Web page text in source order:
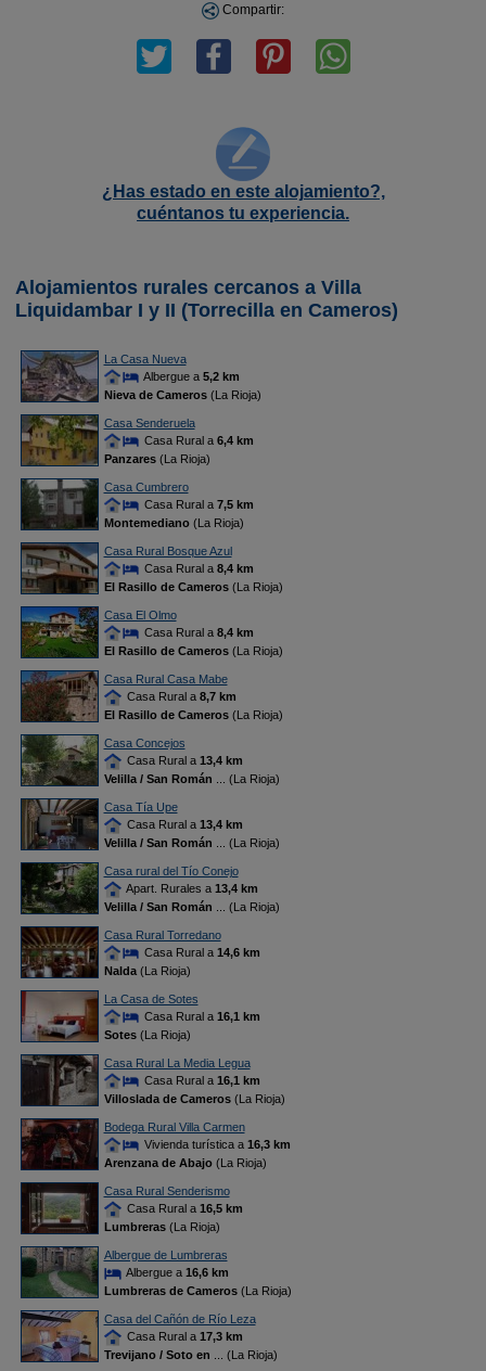
Compartir:
¿Has estado en este alojamiento?,
cuéntanos tu experiencia.
Alojamientos rurales cercanos a Villa
Liquidambar I y II (Torrecilla en Cameros)
La Casa Nueva
Albergue a 5,2 km
Nieva de Cameros(La Rioja)
Casa Senderuela
Casa Rural a 6,4 km
Panzares(La Rioja)
Casa Cumbrero
Casa Rural a 7,5 km
Montemediano(La Rioja)
Casa Rural Bosque Azul
Casa Rural a 8,4 km
El Rasillo de Cameros(La Rioja)
Casa El Olmo
Casa Rural a 8,4 km
El Rasillo de Cameros(La Rioja)
Casa Rural Casa Mabe
Casa Rural a 8,7 km
El Rasillo de Cameros(La Rioja)
Casa Concejos
Casa Rural a 13,4 km
Velilla / San Román
... (La Rioja)
Casa Tía Upe
Casa Rural a 13,4 km
Velilla / San Román
... (La Rioja)
Casa rural del Tío Conejo
Apart. Rurales a 13,4 km
Velilla / San Román
... (La Rioja)
Casa Rural Torredano
Casa Rural a 14,6 km
Nalda(La Rioja)
La Casa de Sotes
Casa Rural a 16,1 km
Sotes(La Rioja)
Casa Rural La Media Legua
Casa Rural a 16,1 km
Villoslada de Cameros(La Rioja)
Bodega Rural Villa Carmen
Vivienda turística a 16,3 km
Arenzana de Abajo(La Rioja)
Casa Rural Senderismo
Casa Rural a 16,5 km
Lumbreras(La Rioja)
Albergue de Lumbreras
Albergue a 16,6 km
Lumbreras de Cameros(La Rioja)
Casa del Cañón de Río Leza
Casa Rural a 17,3 km
Trevijano / Soto en
... (La Rioja)